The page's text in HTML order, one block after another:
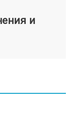
и